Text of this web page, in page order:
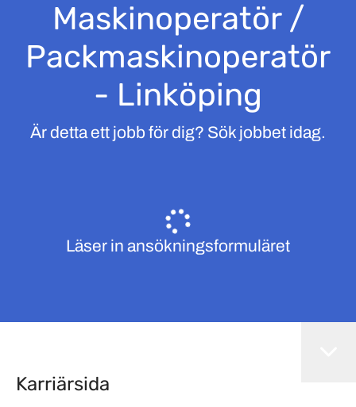
Maskinoperatör /
Packmaskinoperatör
- Linköping
Är detta ett jobb för dig? Sök jobbet idag.
Läser in ansökningsformuläret
Karriärsida